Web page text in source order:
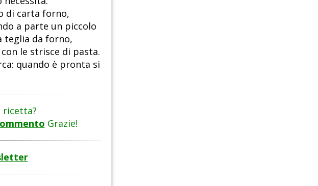
di carta forno,
a parte un piccolo
teglia da forno,
le strisce di pasta.
quando è pronta si
ricetta?
Grazie!